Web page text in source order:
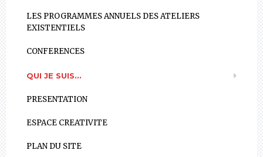
LES PROGRAMMES ANNUELS DES ATELIERS
EXISTENTIELS
CONFERENCES
QUI JE SUIS…
PRESENTATION
ESPACE CREATIVITE
PLAN DU SITE